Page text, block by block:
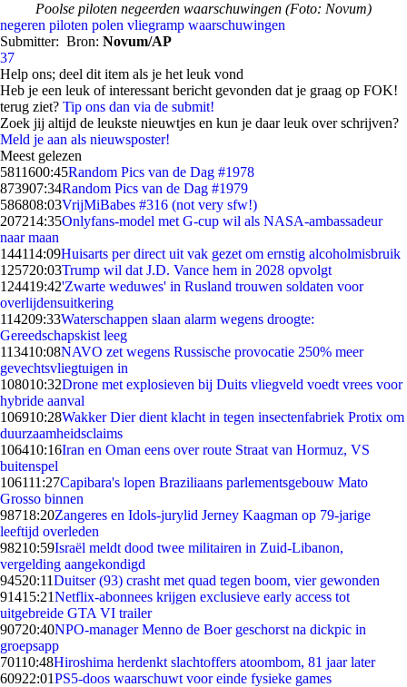
Poolse piloten negeerden waarschuwingen (Foto: Novum)
negeren piloten polen vliegramp waarschuwingen
Submitter: Bron: Novum/AP
37
Help ons; deel dit item als je het leuk vond
Heb je een leuk of interessant bericht gevonden dat je graag op FOK!
terug ziet? Tip ons dan via de submit!
Zoek jij altijd de leukste nieuwtjes en kun je daar leuk over schrijven?
Meld je aan als nieuwsposter!
Meest gelezen
5811600:45Random Pics van de Dag #1978
873907:34Random Pics van de Dag #1979
586808:03VrijMiBabes #316 (not very sfw!)
207214:35Onlyfans-model met G-cup wil als NASA-ambassadeur
naar maan
144114:09Huisarts per direct uit vak gezet om ernstig alcoholmisbruik
125720:03Trump wil dat J.D. Vance hem in 2028 opvolgt
124419:42'Zwarte weduwes' in Rusland trouwen soldaten voor
overlijdensuitkering
114209:33Waterschappen slaan alarm wegens droogte:
Gereedschapskist leeg
113410:08NAVO zet wegens Russische provocatie 250% meer
gevechtsvliegtuigen in
108010:32Drone met explosieven bij Duits vliegveld voedt vrees voor
hybride aanval
106910:28Wakker Dier dient klacht in tegen insectenfabriek Protix om
duurzaamheidsclaims
106410:16Iran en Oman eens over route Straat van Hormuz, VS
buitenspel
106111:27Capibara's lopen Braziliaans parlementsgebouw Mato
Grosso binnen
98718:20Zangeres en Idols-jurylid Jerney Kaagman op 79-jarige
leeftijd overleden
98210:59Israël meldt dood twee militairen in Zuid-Libanon,
vergelding aangekondigd
94520:11Duitser (93) crasht met quad tegen boom, vier gewonden
91415:21Netflix-abonnees krijgen exclusieve early access tot
uitgebreide GTA VI trailer
90720:40NPO-manager Menno de Boer geschorst na dickpic in
groepsapp
70110:48Hiroshima herdenkt slachtoffers atoombom, 81 jaar later
60922:01PS5-doos waarschuwt voor einde fysieke games